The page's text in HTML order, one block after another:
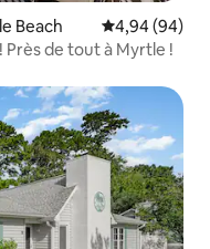
Beach Évaluation
4,94 (94)
Près de tout à Myrtle !
appréciés